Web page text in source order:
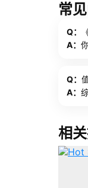
常
Q：
A：
Q：
A：
相